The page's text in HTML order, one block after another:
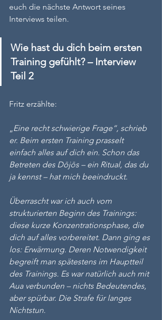
euch die nächste Antwort seines
Interviews teilen.
Wie hast du dich beim ersten
Training gefühlt? – Interview
Teil 2
Fritz erzählte:
„Eine recht schwierige Frage“, schrieb
er. Beim ersten Training prasselt
einfach alles auf dich ein. Schon das
Betreten des Dōjōs – ein Ritual, das du
ja kennst – hat mich beeindruckt.
Überrascht war ich auch vom
strukturierten Beginn des Trainings:
diese kurze Konzentrationsphase, die
dich auf alles vorbereitet. Dann ging es
los: Erwärmung. Deren Notwendigkeit
begreift man spätestens im Hauptteil
des Trainings. Es war natürlich auch mit
Aua verbunden – nichts Bedeutendes,
aber spürbar. Die Strafe für langes
Nichtstun.